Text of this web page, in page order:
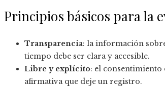
Principios básicos para la
Transparencia: la información
tiempo debe ser clara y accesible.
Libre y explícito: el consentimiento
afirmativa que deje un registro.